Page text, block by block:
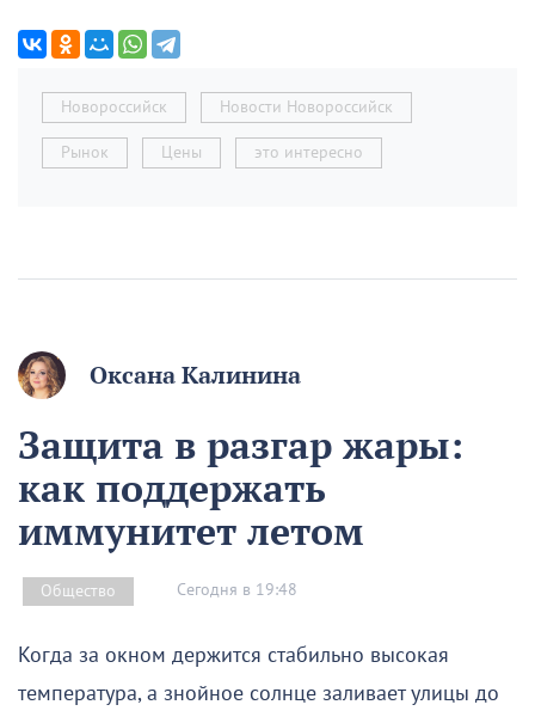
Новороссийск Новости Новороссийск
Рынок Цены это интересно
Оксана Калинина
Защита в разгар жары:
как поддержать
иммунитет летом
Общество Сегодня в 19:48
Когда за окном держится стабильно высокая
температура, а знойное солнце заливает улицы до